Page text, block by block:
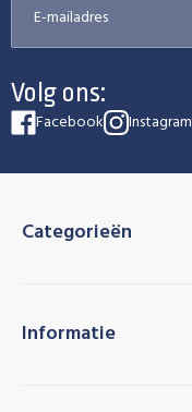
Volg ons:
Facebook Instagram
Categorieën
Informatie